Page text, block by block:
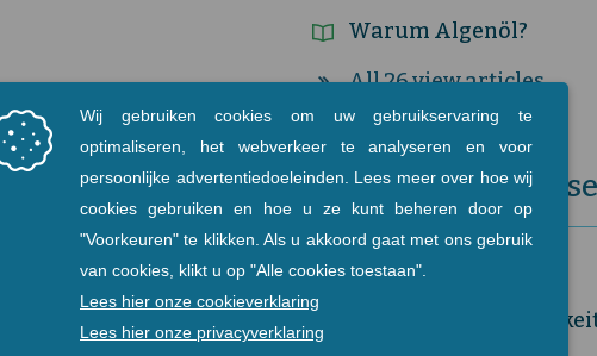
Warum Algenöl?
All 26 view articles
Lagerungshinweise
Hinweise zu